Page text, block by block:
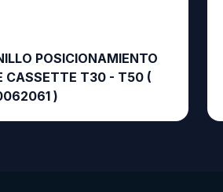
POSICIONAMIENTO
CASSETTE T30 - T50 (
)